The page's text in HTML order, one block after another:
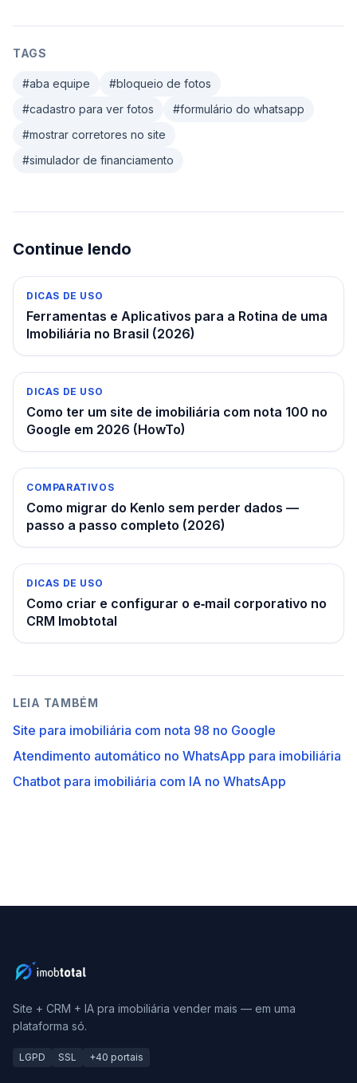
TAGS
#aba equipe #bloqueio de fotos
#cadastro para ver fotos #formulário do whatsapp
#mostrar corretores no site
#simulador de financiamento
Continue lendo
DICAS DE USO
Ferramentas e Aplicativos para a Rotina de uma
Imobiliária no Brasil (2026)
DICAS DE USO
Como ter um site de imobiliária com nota 100 no
Google em 2026 (HowTo)
COMPARATIVOS
Como migrar do Kenlo sem perder dados —
passo a passo completo (2026)
DICAS DE USO
Como criar e configurar o e‑mail corporativo no
CRM Imobtotal
LEIA TAMBÉM
Site para imobiliária com nota 98 no Google
Atendimento automático no WhatsApp para imobiliária
Chatbot para imobiliária com IA no WhatsApp
Site + CRM + IA pra imobiliária vender mais — em uma
plataforma só.
LGPD SSL +40 portais